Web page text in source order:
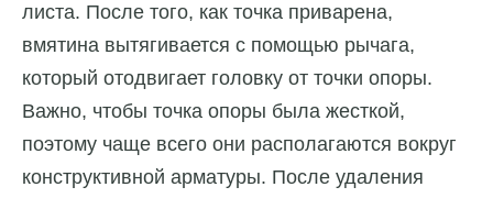
листа. После того, как точка приварена,
вмятина вытягивается с помощью рычага,
который отодвигает головку от точки опоры.
Важно, чтобы точка опоры была жесткой,
поэтому чаще всего они располагаются вокруг
конструктивной арматуры. После удаления